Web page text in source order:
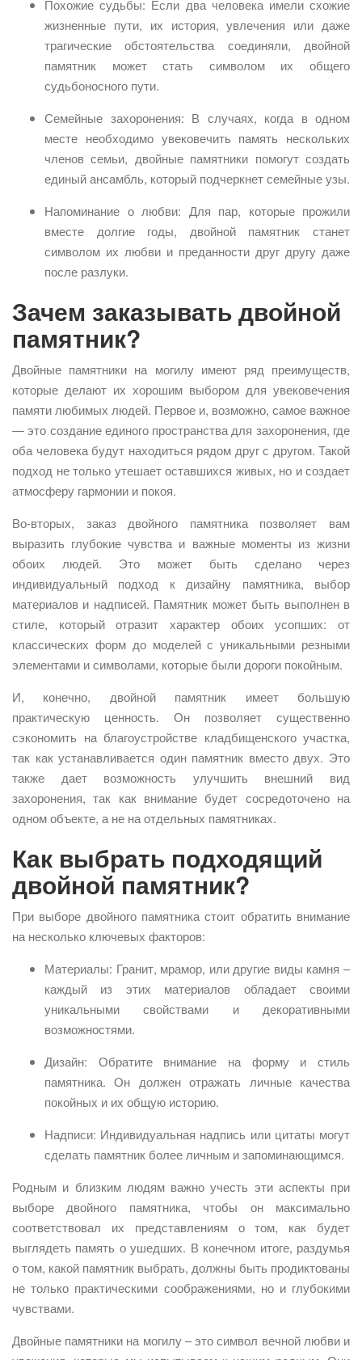
Похожие судьбы: Если два человека имели схожие
жизненные пути, их история, увлечения или даже
трагические обстоятельства соединяли, двойной
памятник может стать символом их общего
судьбоносного пути.
Семейные захоронения: В случаях, когда в одном
месте необходимо увековечить память нескольких
членов семьи, двойные памятники помогут создать
единый ансамбль, который подчеркнет семейные узы.
Напоминание о любви: Для пар, которые прожили
вместе долгие годы, двойной памятник станет
символом их любви и преданности друг другу даже
после разлуки.
Зачем заказывать двойной
памятник?
Двойные памятники на могилу имеют ряд преимуществ,
которые делают их хорошим выбором для увековечения
памяти любимых людей. Первое и, возможно, самое важное
— это создание единого пространства для захоронения, где
оба человека будут находиться рядом друг с другом. Такой
подход не только утешает оставшихся живых, но и создает
атмосферу гармонии и покоя.
Во-вторых, заказ двойного памятника позволяет вам
выразить глубокие чувства и важные моменты из жизни
обоих людей. Это может быть сделано через
индивидуальный подход к дизайну памятника, выбор
материалов и надписей. Памятник может быть выполнен в
стиле, который отразит характер обоих усопших: от
классических форм до моделей с уникальными резными
элементами и символами, которые были дороги покойным.
И, конечно, двойной памятник имеет большую
практическую ценность. Он позволяет существенно
сэкономить на благоустройстве кладбищенского участка,
так как устанавливается один памятник вместо двух. Это
также дает возможность улучшить внешний вид
захоронения, так как внимание будет сосредоточено на
одном объекте, а не на отдельных памятниках.
Как выбрать подходящий
двойной памятник?
При выборе двойного памятника стоит обратить внимание
на несколько ключевых факторов:
Материалы: Гранит, мрамор, или другие виды камня –
каждый из этих материалов обладает своими
уникальными свойствами и декоративными
возможностями.
Дизайн: Обратите внимание на форму и стиль
памятника. Он должен отражать личные качества
покойных и их общую историю.
Надписи: Индивидуальная надпись или цитаты могут
сделать памятник более личным и запоминающимся.
Родным и близким людям важно учесть эти аспекты при
выборе двойного памятника, чтобы он максимально
соответствовал их представлениям о том, как будет
выглядеть память о ушедших. В конечном итоге, раздумья
о том, какой памятник выбрать, должны быть продиктованы
не только практическими соображениями, но и глубокими
чувствами.
Двойные памятники на могилу – это символ вечной любви и